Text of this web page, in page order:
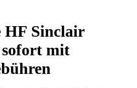
HF Sinclair
mit